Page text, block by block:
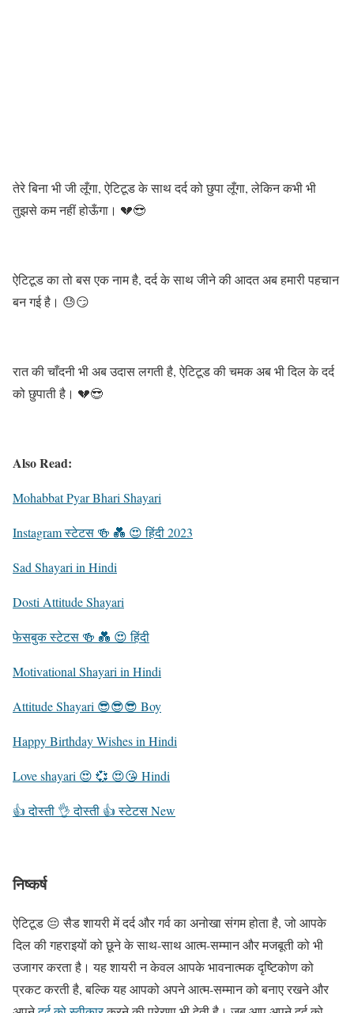
तेरे बिना भी जी लूँगा, ऐटिटूड के साथ दर्द को छुपा लूँगा, लेकिन कभी भी
तुझसे कम नहीं होऊँगा। 💔😎
ऐटिटूड का तो बस एक नाम है, दर्द के साथ जीने की आदत अब हमारी पहचान
बन गई है। 😓😏
रात की चाँदनी भी अब उदास लगती है, ऐटिटूड की चमक अब भी दिल के दर्द
को छुपाती है। 💔😎
Also Read:
Mohabbat Pyar Bhari Shayari
Instagram स्टेटस 🍻 💑 😍 हिंदी 2023
Sad Shayari in Hindi
Dosti Attitude Shayari
फेसबुक स्टेटस 🍻 💑 😍 हिंदी
Motivational Shayari in Hindi
Attitude Shayari 😎😎😎 Boy
Happy Birthday Wishes in Hindi
Love shayari 😍 💞 😍😘 Hindi
👍 दोस्ती 👌 दोस्ती 👍 स्टेटस New
निष्कर्ष
ऐटिटूड 😔 सैड शायरी में दर्द और गर्व का अनोखा संगम होता है, जो आपके
दिल की गहराइयों को छूने के साथ-साथ आत्म-सम्मान और मजबूती को भी
उजागर करता है। यह शायरी न केवल आपके भावनात्मक दृष्टिकोण को
प्रकट करती है, बल्कि यह आपको अपने आत्म-सम्मान को बनाए रखने और